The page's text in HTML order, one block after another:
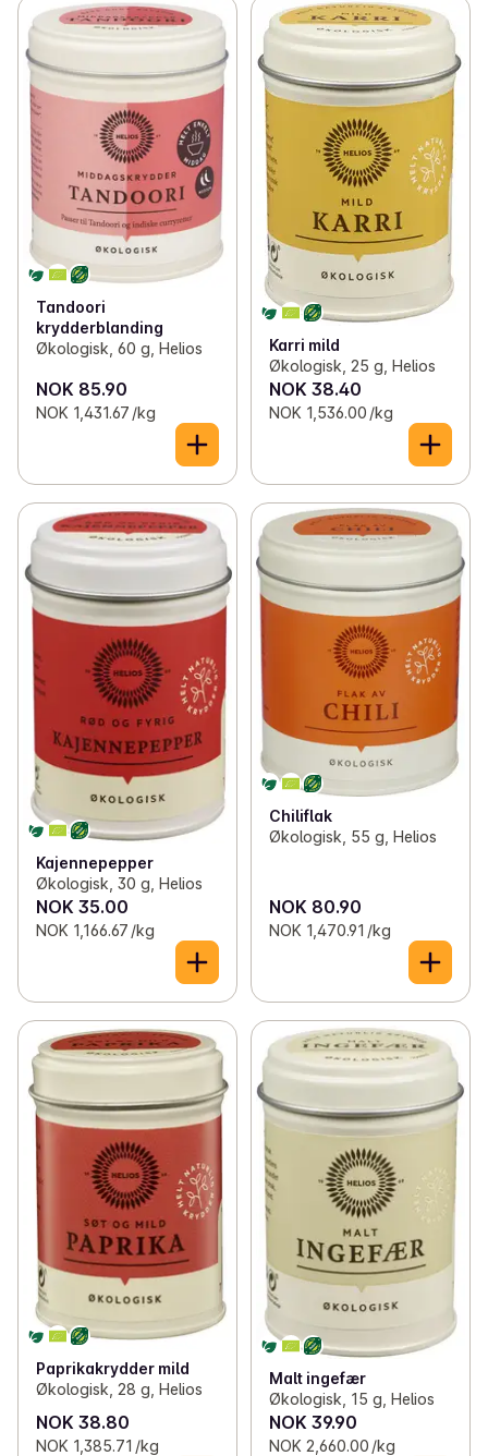
Tandoori
krydderblanding
Økologisk, 60 g, Helios
NOK 85.90
NOK 1,431.67 /kg
Karri mild
Økologisk, 25 g, Helios
NOK 38.40
NOK 1,536.00 /kg
Kajennepepper
Økologisk, 30 g, Helios
NOK 35.00
NOK 1,166.67 /kg
Chiliflak
Økologisk, 55 g, Helios
NOK 80.90
NOK 1,470.91 /kg
Paprikakrydder mild
Økologisk, 28 g, Helios
NOK 38.80
NOK 1,385.71 /kg
Malt ingefær
Økologisk, 15 g, Helios
NOK 39.90
NOK 2,660.00 /kg